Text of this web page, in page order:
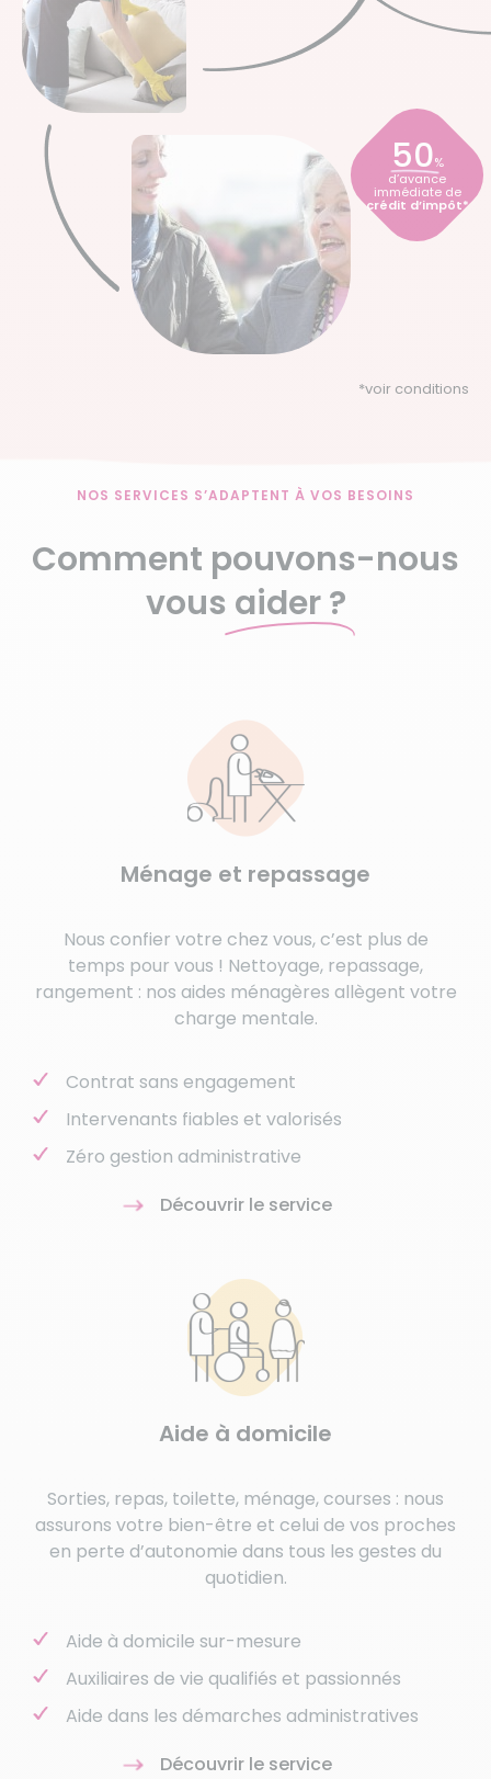
50%
d’avance
immédiate de
crédit d’impôt*
*voir conditions
NOS SERVICES S’ADAPTENT À VOS BESOINS
Comment pouvons-nous
vous aider ?
Ménage et repassage
Nous confier votre chez vous, c’est plus de
temps pour vous ! Nettoyage, repassage,
rangement : nos aides ménagères allègent votre
charge mentale.
Contrat sans engagement
Intervenants fiables et valorisés
Zéro gestion administrative
Découvrir le service
Aide à domicile
Sorties, repas, toilette, ménage, courses : nous
assurons votre bien-être et celui de vos proches
en perte d’autonomie dans tous les gestes du
quotidien.
Aide à domicile sur-mesure
Auxiliaires de vie qualifiés et passionnés
Aide dans les démarches administratives
Découvrir le service